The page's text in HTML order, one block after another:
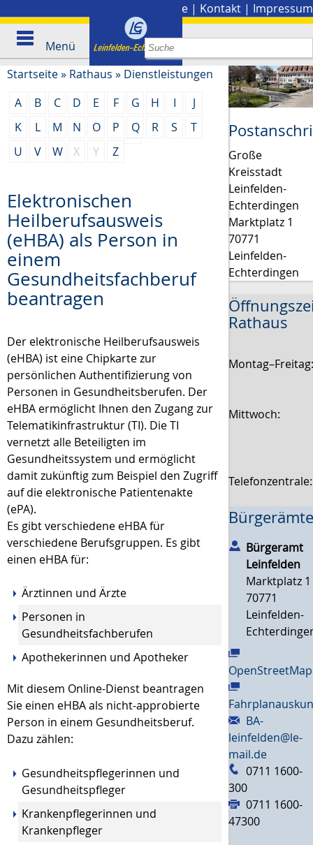
Presse | Kontakt | Impressum
Menü
Startseite» Rathaus » Dienstleistungen
A
B C D E F G H I
J
K
L M N O P Q R S
T
U
V W X Y Z
Elektronischen
Heilberufsausweis
(eHBA) als Person in
einem
Gesundheitsfachberuf
beantragen
Der elektronische Heilberufsausweis
(eHBA) ist eine Chipkarte zur
persönlichen Authentifizierung von
Personen in Gesundheitsberufen. Der
eHBA ermöglicht Ihnen den Zugang zur
Telematikinfrastruktur (TI). Die TI
vernetzt alle Beteiligten im
Gesundheitssystem und ermöglicht
damit zukünftig zum Beispiel den Zugriff
auf die elektronische Patientenakte
(ePA).
Es gibt verschiedene eHBA für
verschiedene Berufsgruppen. Es gibt
einen eHBA für:
Ärztinnen und Ärzte
Personen in
Gesundheitsfachberufen
Apothekerinnen und Apotheker
Mit diesem Online-Dienst beantragen
Sie einen eHBA als nicht-approbierte
Person in einem Gesundheitsberuf.
Dazu zählen:
Gesundheitspflegerinnen und
Gesundheitspfleger
Krankenpflegerinnen und
Krankenpfleger
Große
Kreisstadt
Leinfelden-
Echterdingen
Marktplatz 1
70771
Leinfelden-
Echterdingen
Rathaus
Mittwoch:
Bürgeramt
Leinfelden
Marktplatz 1
70771
Leinfelden-
OpenStreetMap
BA-
leinfelden@le-
mail.de
0711 1600-
300
0711 1600-
47300